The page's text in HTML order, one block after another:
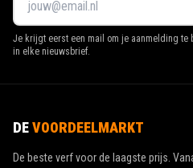
Je krijgt eerst een mail om je aanmelding te
in elke nieuwsbrief.
DEVOORDEELMARKT
De beste verf voor de laagste prijs.